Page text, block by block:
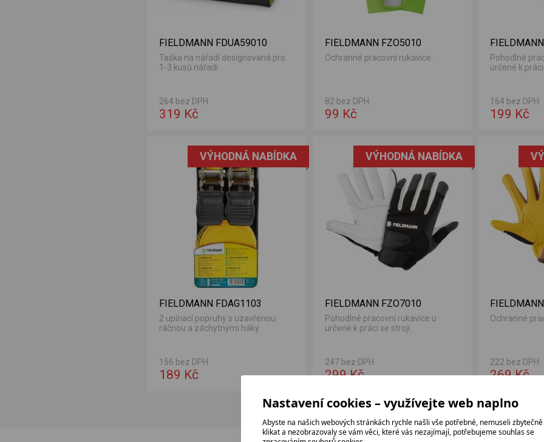
FIELDMANN FDUA59010
Taška na nářadí designovaná pro
1-3 kusů nářadí.
264 bez DPH
319 Kč
FIELDMANN FZO5010
Ochranné pracovní rukavice.
82 bez DPH
99 Kč
Pohodlné
určené k práci
164 bez DPH
199 Kč
VÝHODNÁ NABÍDKA
FIELDMANN FDAG1103
2 upínací popruhy s uzavřenou
ráčnou a záchytnými háky.
156 bez DPH
189 Kč
VÝHODNÁ NABÍDKA
FIELDMANN FZO7010
Pohodlné pracovní rukavice u
určené k práci se stroji.
247 bez DPH
299 Kč
Ochranné
222 bez DPH
269 Kč
Nastavení cookies – využívejte web naplno
Abyste na našich webových stránkách rychle našli vše potřebné, nemuseli zbytečně
klikat a nezobrazovaly se vám věci, které vás nezajímají, potřebujeme souhlas se